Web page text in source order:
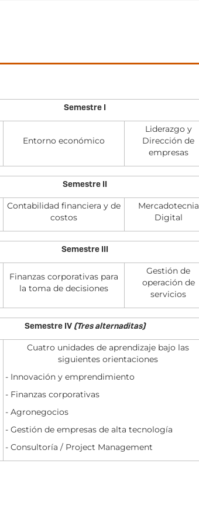
Semestre I
Entorno económico
Liderazgo y
Dirección de
empresas
Semestre II
Contabilidad financiera y de
costos
Mercadotecnia
Digital
Semestre III
Finanzas corporativas para
la toma de decisiones
Gestión de
operación de
servicios
Semestre IV (Tres alternaditas)
Cuatro unidades de aprendizaje bajo las
siguientes orientaciones
- Innovación y emprendimiento
- Finanzas corporativas
- Agronegocios
- Gestión de empresas de alta tecnología
- Consultoría / Project Management